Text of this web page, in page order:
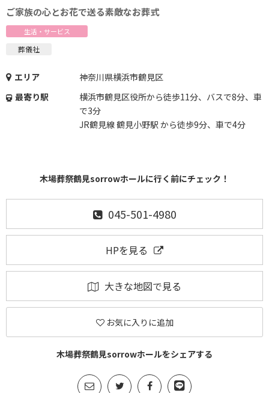
ご家族の心とお花で送る素敵なお葬式
生活・サービス
葬儀社
エリア
神奈川県横浜市鶴見区
最寄り駅
横浜市鶴見区役所から徒歩11分、バスで8分、車
で3分
JR鶴見線 鶴見小野駅 から徒歩9分、車で4分
木場葬祭鶴見sorrowホールに行く前にチェック！
045-501-4980
HPを見る
大きな地図で見る
お気に入りに追加
木場葬祭鶴見sorrowホールをシェアする